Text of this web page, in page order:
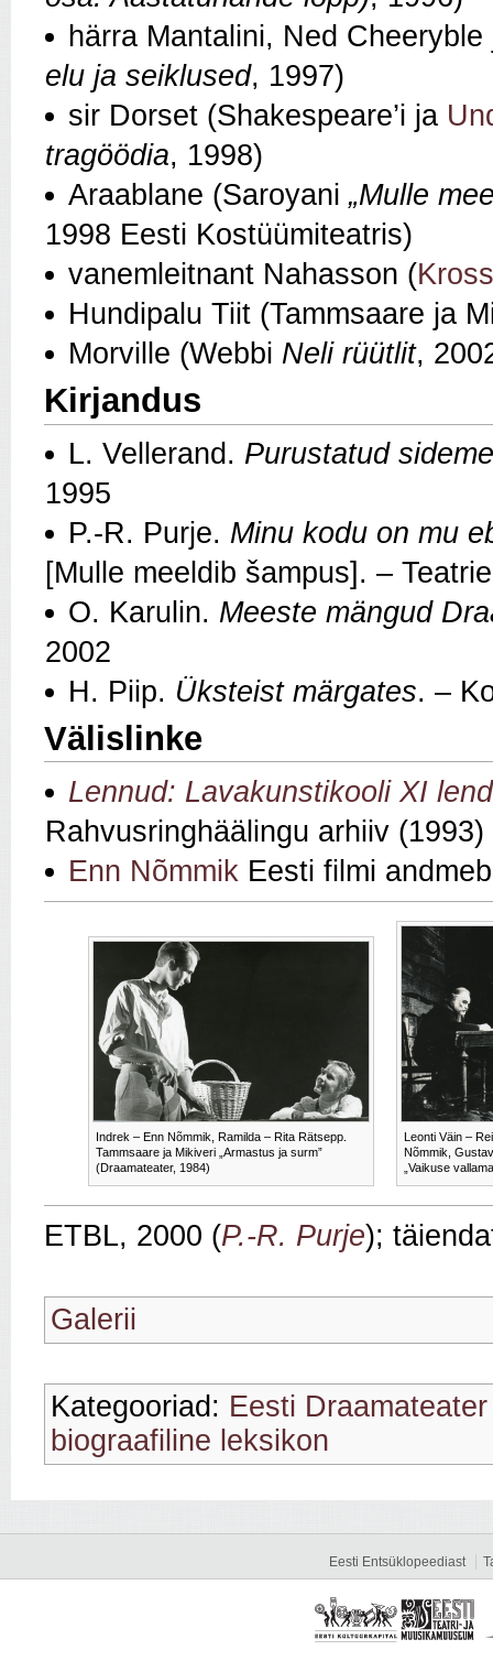
härra Mantalini, Ned Cheeryble
elu ja seiklused, 1997)
sir Dorset (Shakespeare’i ja
tragöödia, 1998)
Araablane (Saroyani„Mulle
1998 Eesti Kostüümiteatris)
vanemleitnant Nahasson (
Hundipalu Tiit (Tammsaare ja
Morville (Webbi Neli rüütlit,
Kirjandus
L. Vellerand. Purustatud
1995
P.-R. Purje. Minu kodu on mu
[Mulle meeldib šampus]. –
O. Karulin. Meeste mängud
2002
H. Piip. Üksteist märgates. –
Välislinke
Lennud: Lavakunstikooli XI
Rahvusringhäälingu arhiiv (1993)
Enn Nõmmik Eesti filmi
Indrek – Enn Nõmmik, Ramilda – Rita Rätsepp.
Tammsaare ja Mikiveri „Armastus ja surm”
(Draamateater, 1984)
Leonti Väin –
Nõmmik,
„Vaikuse
ETBL, 2000 (P.‑R. Purje);
Galerii
Kategooriad: Eesti Draamateater
biograafiline leksikon
Eesti Entsüklopeediast